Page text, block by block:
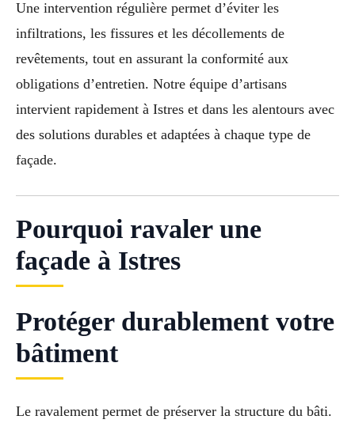
Une intervention régulière permet d’éviter les
infiltrations, les fissures et les décollements de
revêtements, tout en assurant la conformité aux
obligations d’entretien. Notre équipe d’artisans
intervient rapidement à Istres et dans les alentours avec
des solutions durables et adaptées à chaque type de
façade.
Pourquoi ravaler une
façade à Istres
Protéger durablement votre
bâtiment
Le ravalement permet de préserver la structure du bâti.